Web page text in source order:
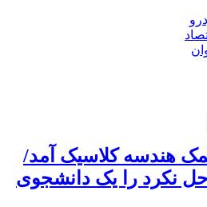
هندسه کلاسیک آمد/
نکرد را یک دانشجوی